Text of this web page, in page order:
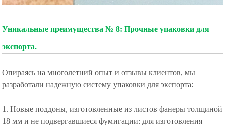
Уникальные преимущества № 8: Прочные упаковки для
экспорта.
Опираясь на многолетний опыт и отзывы клиентов, мы
разработали надежную систему упаковки для экспорта:
1. Новые поддоны, изготовленные из листов фанеры толщиной
18 мм и не подвергавшиеся фумигации: для изготовления